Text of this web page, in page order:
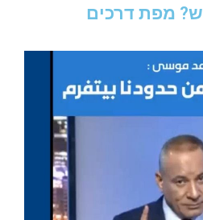
מפת דרכים